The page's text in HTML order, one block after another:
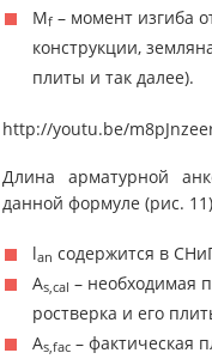
Mf – момент изгиба
конструкции,
плиты и так далее).
http://youtu.be/
Длина арматурной
данной формуле (рис.
lan содержится в
As,cal – необходимая
ростверка и его
As,fac – фактическая